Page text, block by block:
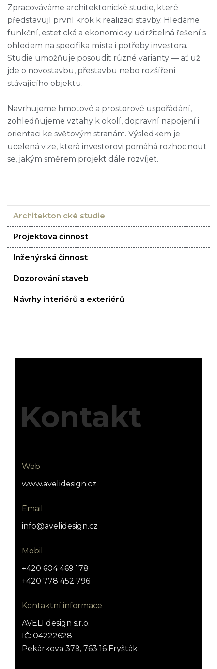
Architektonické studie
Projektová činnost
Inženýrská činnost
Dozorování staveb
Návrhy interiérů a exteriérů
Zpracováváme architektonické studie, které
představují první krok k realizaci stavby. Hledáme
funkční, estetická a ekonomicky udržitelná řešení s
ohledem na specifika místa i potřeby investora.
Studie umožňuje posoudit různé varianty — ať už
jde o novostavbu, přestavbu nebo rozšíření
stávajícího objektu.
Navrhujeme hmotové a prostorové uspořádání,
zohledňujeme vztahy k okolí, dopravní napojení i
orientaci ke světovým stranám. Výsledkem je
ucelená vize, která investorovi pomáhá rozhodnout
se, jakým směrem projekt dále rozvíjet.
Kontakt
Web
www.avelidesign.cz
Email
info@avelidesign.cz
Mobil
+420 604 469 178
+420 778 452 796
Kontaktní informace
AVELI design s.r.o.
IČ: 04222628
Pekárkova 379, 763 16 Fryšták